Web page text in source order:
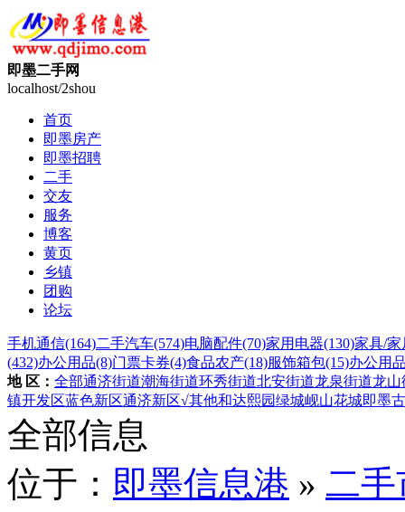
即墨二手网
localhost/2shou
首页
即墨房产
即墨招聘
二手
交友
服务
博客
黄页
乡镇
团购
论坛
手机通信(164)二手汽车(574)电脑配件(70)家用电器(130)家具/家
(432)办公用品(8)门票卡券(4)食品农产(18)服饰箱包(15)办公用
地 区： 全部通济街道潮海街道环秀街道北安街道龙泉街道龙山
镇开发区蓝色新区通济新区√其他和达熙园绿城岘山花城即墨
全部信息
位于： 即墨信息港 » 二